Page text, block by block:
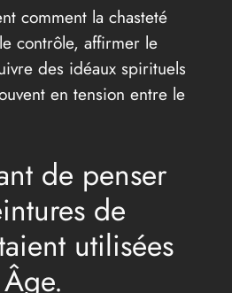
comment la chasteté
contrôle, affirmer le
des idéaux spirituels
en tension entre le
de penser
de
utilisées